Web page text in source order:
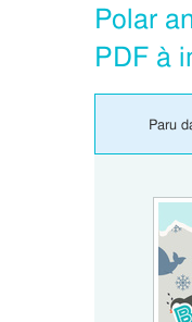
Polar
PDF à
Paru